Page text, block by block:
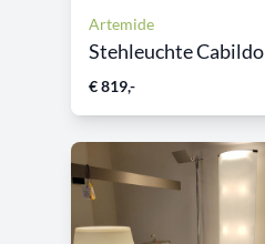
Artemide
Stehleuchte Cabildo
€ 819,-